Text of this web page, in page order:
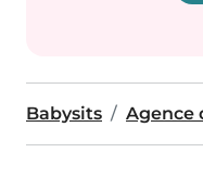
Babysits Agence